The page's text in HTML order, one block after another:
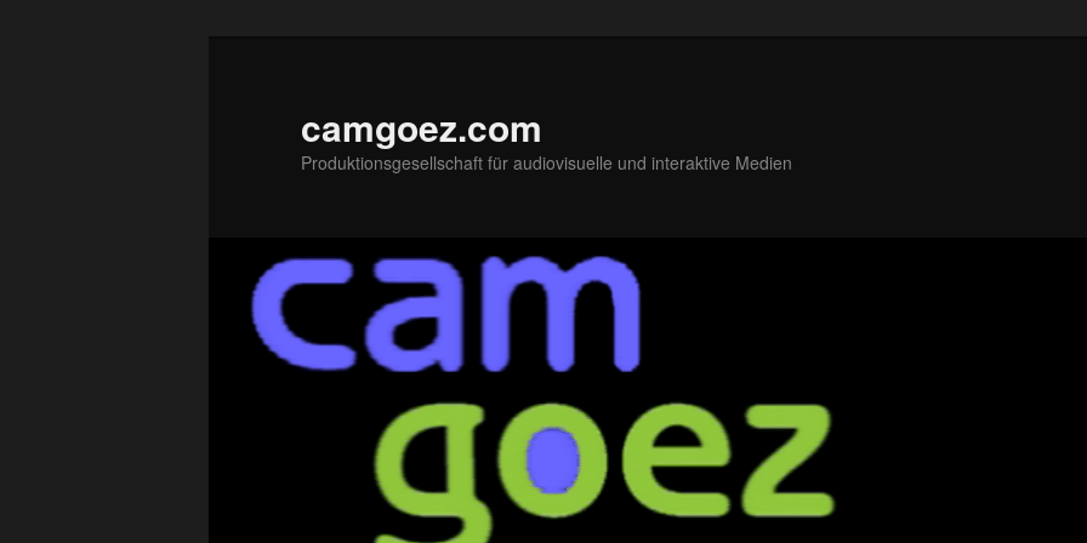
camgoez.com
Produktionsgesellschaft für audiovisuelle und interaktive Medien